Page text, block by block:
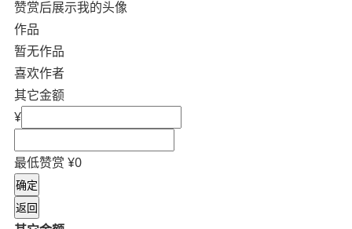
赞赏后展示我的头像
作品
暂无作品
喜欢作者
其它金额
¥
最低赞赏 ¥0
确定
返回